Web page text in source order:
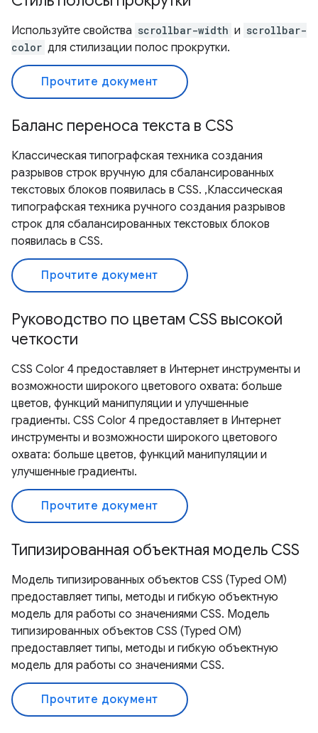
Используйте свойства scrollbar-width и scrollbar-
color для стилизации полос прокрутки.
Прочтите документ
Баланс переноса текста в CSS
Классическая типографская техника создания
разрывов строк вручную для сбалансированных
текстовых блоков появилась в CSS. ,Классическая
типографская техника ручного создания разрывов
строк для сбалансированных текстовых блоков
появилась в CSS.
Прочтите документ
Руководство по цветам CSS высокой
четкости
CSS Color 4 предоставляет в Интернет инструменты и
возможности широкого цветового охвата: больше
цветов, функций манипуляции и улучшенные
градиенты. CSS Color 4 предоставляет в Интернет
инструменты и возможности широкого цветового
охвата: больше цветов, функций манипуляции и
улучшенные градиенты.
Прочтите документ
Типизированная объектная модель CSS
Модель типизированных объектов CSS (Typed OM)
предоставляет типы, методы и гибкую объектную
модель для работы со значениями CSS. Модель
типизированных объектов CSS (Typed OM)
предоставляет типы, методы и гибкую объектную
модель для работы со значениями CSS.
Прочтите документ